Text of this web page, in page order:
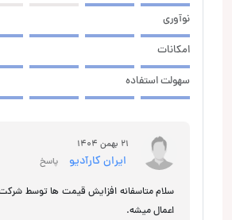
نوآوری
امکانات
سهولت استفاده
21 بهمن 1404
ایران کارآدیو پاسخ
سلام متاسفانه افزایش قیمت ها توسط شرکت
اعمال میشه.